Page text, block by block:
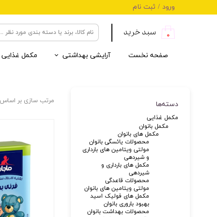
۰
صفحه نخست
آرایشی بهداشتی
مرطوب
لیفتینگ صورت
ترمیم
مو (درمانی)
مکمل غذایی
مکمل
مکمل تنظیم وزن
سی ال ای
کارنیتین
مکمل
سبد خرید
ورود / ثبت نام
تغییر گذر واژه
سفارشات
مرتب سازی بر اساس دسته‌ها
مکمل غذایی
مکمل بانوان
مکمل های بانوان
محصولات یائسگی بانوان
مولتی ویتامین های بارداری
و شیردهی
مکمل های بارداری و
شیردهی
محصولات قاعدگی
مولتی ویتامین های بانوان
مکمل های فولیک اسید
بهبود باروری بانوان
محصولات بهداشت بانوان